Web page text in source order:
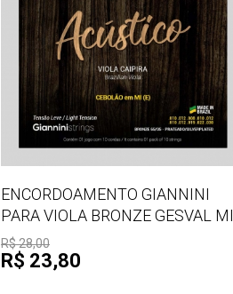
ENCORDOAMENTO GIANNINI
PARA VIOLA BRONZE GESVAL MI
R$ 28,00
R$ 23,80